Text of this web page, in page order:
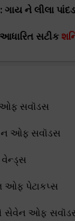
ને લીલા
સટીક
સવૉડસ
ઓફ સવૉડસ
વેન્ડ્સ
ઓફ પેટાકપ્સ
સેવેન ઓફ